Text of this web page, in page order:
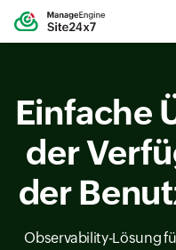
Einfache
der
der
Observability-Lösung